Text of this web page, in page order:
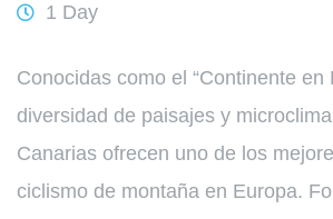
1 Day
Conocidas como el “Continente en
diversidad de paisajes y
Canarias ofrecen uno de los
ciclismo de montaña en Europa.